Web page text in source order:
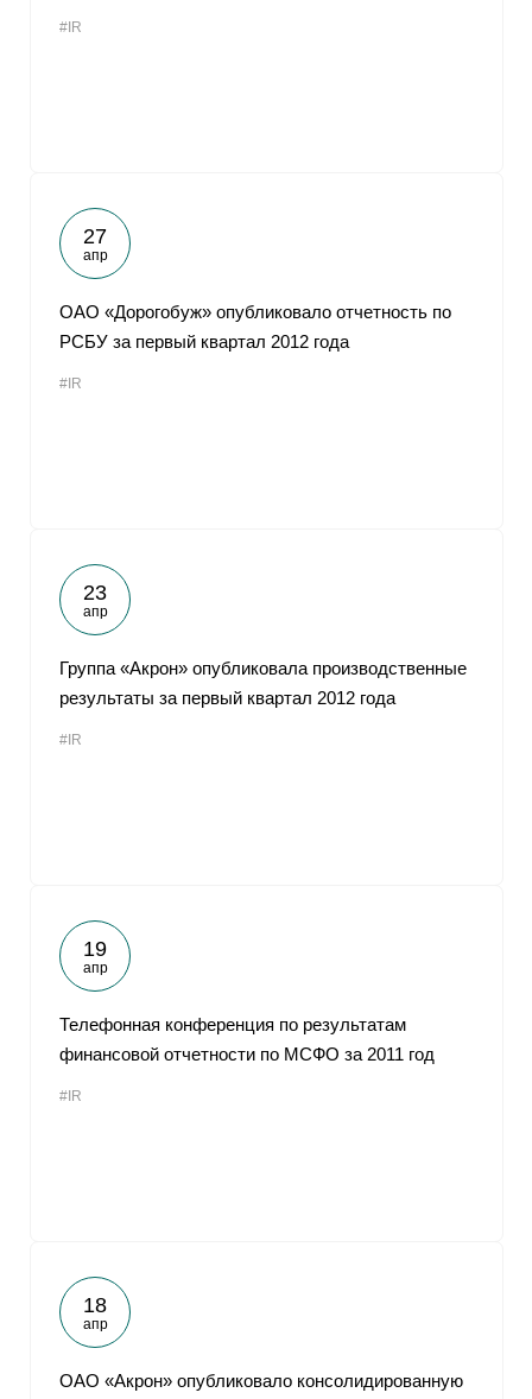
#IR
27
апр
ОАО «Дорогобуж» опубликовало отчетность по
РСБУ за первый квартал 2012 года
#IR
23
апр
Группа «Акрон» опубликовала производственные
результаты за первый квартал 2012 года
#IR
19
апр
Телефонная конференция по результатам
финансовой отчетности по МСФО за 2011 год
#IR
18
апр
ОАО «Акрон» опубликовало консолидированную